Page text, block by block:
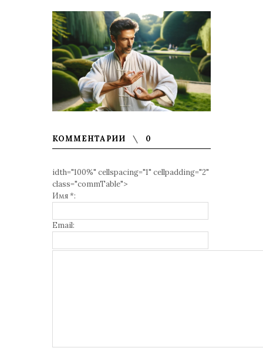
КОММЕНТАРИИ 0
idth="100%" cellspacing="1" cellpadding="2"
class="commTable">
Имя *:
Email: